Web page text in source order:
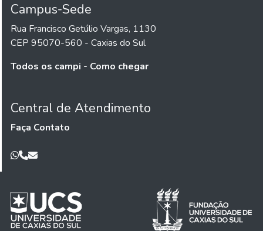
Campus-Sede
Rua Francisco Getúlio Vargas, 1130
CEP 95070-560 - Caxias do Sul
Todos os campi - Como chegar
Central de Atendimento
Faça Contato